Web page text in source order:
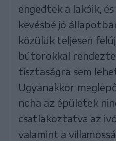
engedtek a lakóik,
kevésbé jó
közülük teljesen
bútorokkal
tisztaságra sem
Ugyanakkor
noha az épületek
csatlakoztatva az
valamint a